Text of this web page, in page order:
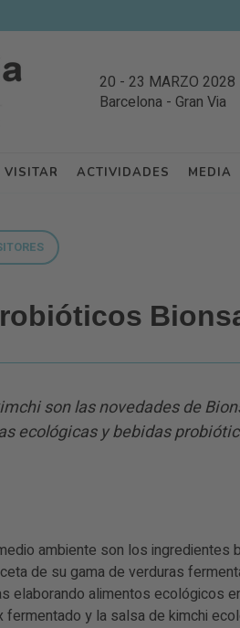
20 - 23 MARZO 2028
Barcelona - Gran Via
VISITAR ACTIVIDADES MEDIA
son las novedades de
ecológicas y bebidas
ambiente son los ingredientes
de su gama de verduras
elaborando alimentos ecológicos
fermentado y la salsa de kimchi